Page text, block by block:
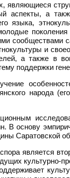
аспекты, а
языка,
сообществами
и
а также в
поддержки
народа
В основу
Саратовской
является
культурно-